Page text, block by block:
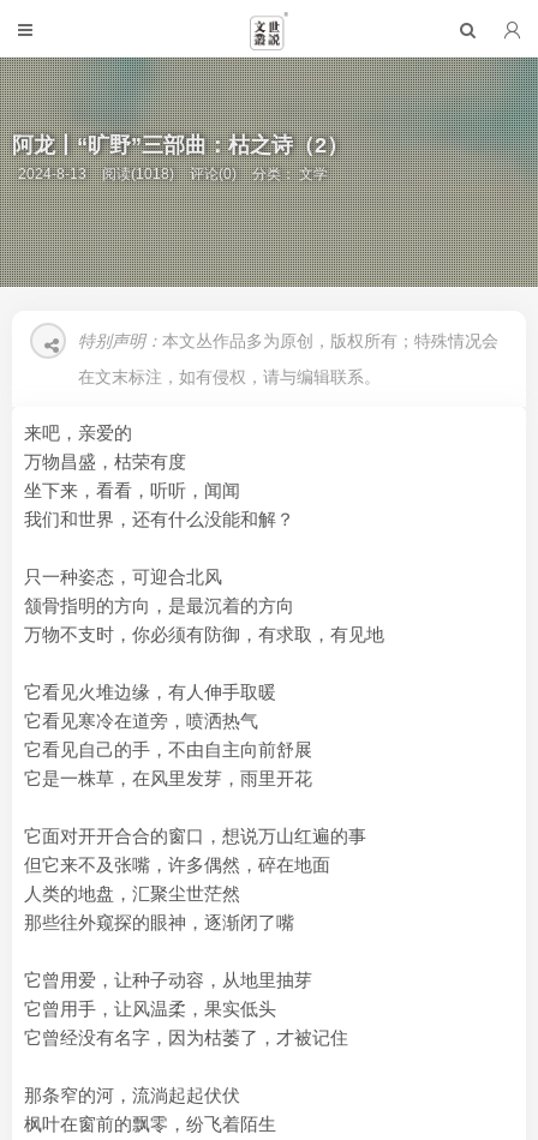
阿龙丨“旷野”三部曲：枯之诗（2）
2024-8-13 阅读(1018) 评论(0) 分类：文学
特别声明： 本文丛作品多为原创，版权所有；特殊情况会
在文末标注，如有侵权，请与编辑联系。
来吧，亲爱的
万物昌盛，枯荣有度
坐下来，看看，听听，闻闻
我们和世界，还有什么没能和解？
只一种姿态，可迎合北风
颔骨指明的方向，是最沉着的方向
万物不支时，你必须有防御，有求取，有见地
它看见火堆边缘，有人伸手取暖
它看见寒冷在道旁，喷洒热气
它看见自己的手，不由自主向前舒展
它是一株草，在风里发芽，雨里开花
它面对开开合合的窗口，想说万山红遍的事
但它来不及张嘴，许多偶然，碎在地面
人类的地盘，汇聚尘世茫然
那些往外窥探的眼神，逐渐闭了嘴
它曾用爱，让种子动容，从地里抽芽
它曾用手，让风温柔，果实低头
它曾经没有名字，因为枯萎了，才被记住
那条窄的河，流淌起起伏伏
枫叶在窗前的飘零，纷飞着陌生